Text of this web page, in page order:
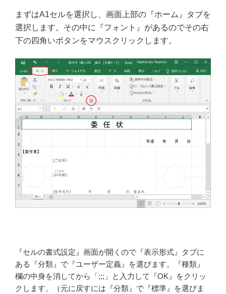
まずはA1セルを選択し、画面上部の『ホーム』タブを
選択します。その中に『フォント』があるのでその右
下の四角いボタンをマウスクリックします。
『セルの書式設定』画面が開くので『表示形式』タブに
ある『分類』で『ユーザー定義』を選びます。『種類』
欄の中身を消してから「;;;」と入力して『OK』をクリッ
クします。（元に戻すには『分類』で『標準』を選びま